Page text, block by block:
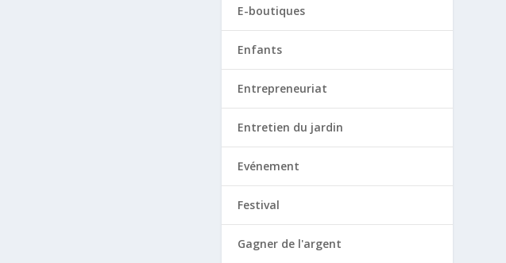
E-boutiques
Enfants
Entrepreneuriat
Entretien du jardin
Evénement
Festival
Gagner de l'argent